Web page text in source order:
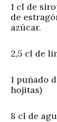
1 cl de
de
azúcar.
2,5 cl de
1 puñado
hojitas)
8 cl de